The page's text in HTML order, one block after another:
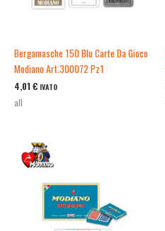
Bergamasche 150 Blu Carte Da Gioco
Modiano Art.300072 Pz1
4,01 € IVATO
all